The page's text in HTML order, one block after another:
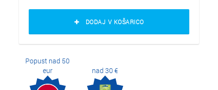
DODAJ V KOŠARICO
Popust nad 50
eur
nad 30 €